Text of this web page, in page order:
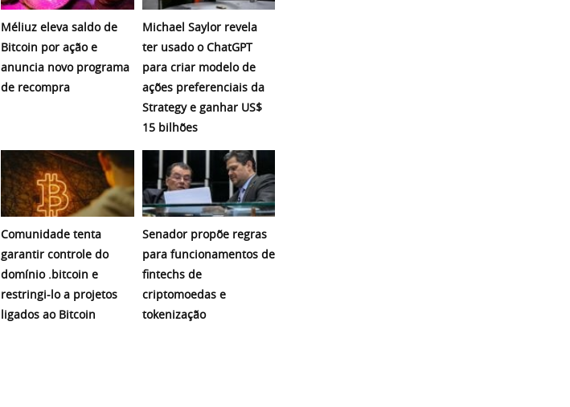
Méliuz eleva saldo de
Bitcoin por ação e
anuncia novo programa
de recompra
Michael Saylor revela
ter usado o ChatGPT
para criar modelo de
ações preferenciais da
Strategy e ganhar US$
15 bilhões
Comunidade tenta
garantir controle do
domínio .bitcoin e
restringi-lo a projetos
ligados ao Bitcoin
Senador propõe regras
para funcionamentos de
fintechs de
criptomoedas e
tokenização